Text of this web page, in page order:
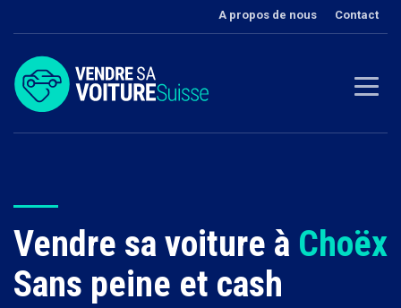
A propos de nous Contact
Vendre sa voiture à Choëx
Sans peine et cash